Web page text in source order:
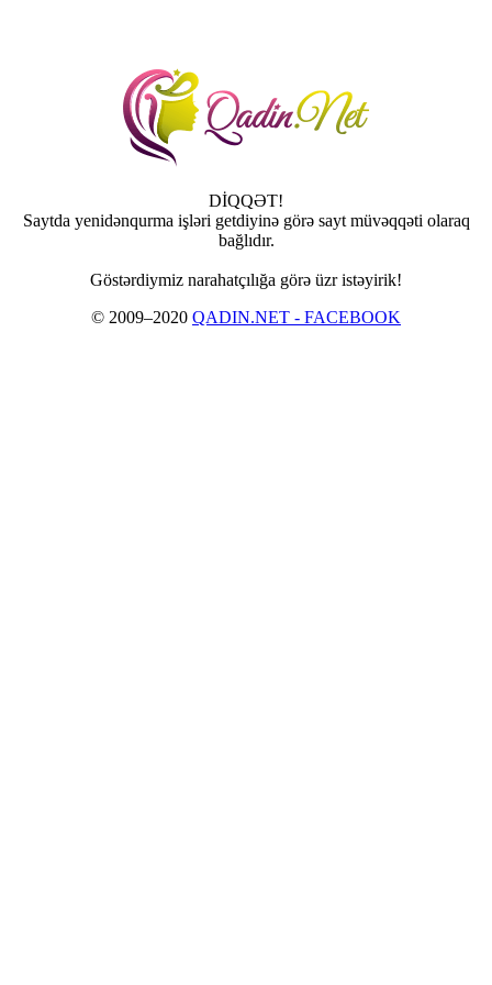
DİQQƏT!
Saytda yenidənqurma işləri getdiyinə görə sayt müvəqqəti olaraq
bağlıdır.
Göstərdiymiz narahatçılığa görə üzr istəyirik!
© 2009–2020 QADIN.NET - FACEBOOK